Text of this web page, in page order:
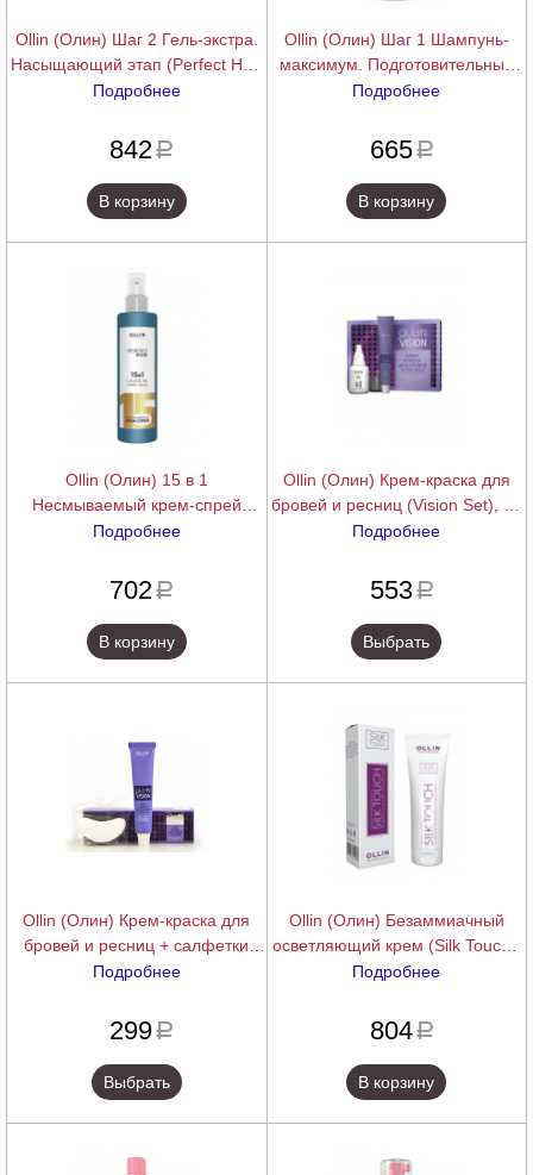
Ollin (Олин) Шаг 2 Гель-экстра.
Насыщающий этап (Perfect Hair
Brilliance Repair), 250 мл.
Подробнее
842a
В корзину
Ollin (Олин) Шаг 1 Шампунь-
максимум. Подготовительный
этап (Perfect Hair Brilliance
Подробнее
665a
В корзину
Ollin (Олин) 15 в 1
Несмываемый крем-спрей
(Perfect Hair), 250 мл.
Подробнее
702a
В корзину
Ollin (Олин) Крем-краска для
бровей и ресниц (Vision Set), 20
мл.
Подробнее
553a
Выбрать
Ollin (Олин) Крем-краска для
бровей и ресниц + салфетки
(Vision), 20 мл. + 15 пар/уп
Подробнее
299a
Выбрать
Ollin (Олин) Безаммиачный
осветляющий крем (Silk Touch),
250 мл.
Подробнее
804a
В корзину